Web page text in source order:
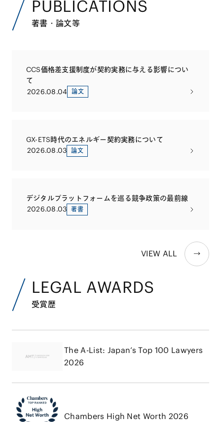
PUBLICATIONS
著書・論文等
CCS価格差支援制度が契約実務に与える影響につい
て
2026.08.04
論文
GX-ETS時代のエネルギー契約実務について
2026.08.03
論文
デジタルプラットフォームを巡る競争政策の最前線
2026.08.03
著書
VIEW ALL
LEGAL AWARDS
受賞歴
The A-List: Japan’s Top 100 Lawyers
2026
Chambers High Net Worth 2026